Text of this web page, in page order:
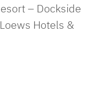
– Dockside
Hotels &